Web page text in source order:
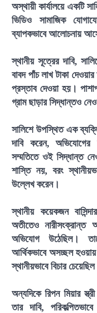
অস্থায়ী কার্যালয়ে একটি
ভিডিও সামাজিক
ব্যাপকভাবে আলোচনায়
স্থানীয় সূত্রের দাবি,
বাবদ পাঁচ লাখ টাকা
প্রস্তাব দেওয়া হয়।
গ্রাম ছাড়ার সিদ্ধান্তও
সালিশে উপস্থিত এক
দাবি করেন, অভিযোগের
সম্মতিতে ওই সিদ্ধান্ত
শাস্তি নয়, বরং
উল্লেখ করেন।
স্থানীয় কয়েকজন
অতীতেও
অভিযোগ উঠেছিল।
আর্থিকভাবে অসচ্ছল
স্থানীয়ভাবে বিচার
অন্যদিকে রিপন মিয়ার
তার দাবি,